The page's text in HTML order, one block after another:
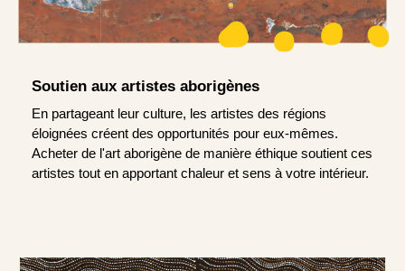
Soutien aux artistes aborigènes
En partageant leur culture, les artistes des régions
éloignées créent des opportunités pour eux-mêmes.
Acheter de l'art aborigène de manière éthique soutient ces
artistes tout en apportant chaleur et sens à votre intérieur.